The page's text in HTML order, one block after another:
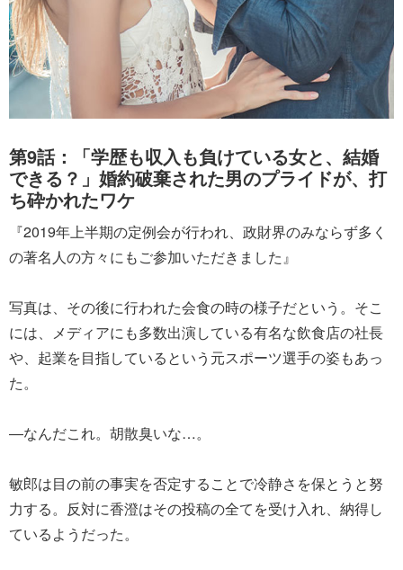
第9話：「学歴も収入も負けている女と、結婚
できる？」婚約破棄された男のプライドが、打
ち砕かれたワケ
『2019年上半期の定例会が行われ、政財界のみならず多く
の著名人の方々にもご参加いただきました』
写真は、その後に行われた会食の時の様子だという。そこ
には、メディアにも多数出演している有名な飲食店の社長
や、起業を目指しているという元スポーツ選手の姿もあっ
た。
―なんだこれ。胡散臭いな…。
敏郎は目の前の事実を否定することで冷静さを保とうと努
力する。反対に香澄はその投稿の全てを受け入れ、納得し
ているようだった。